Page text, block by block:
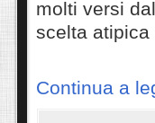
molti versi
scelta atipica
Continua a